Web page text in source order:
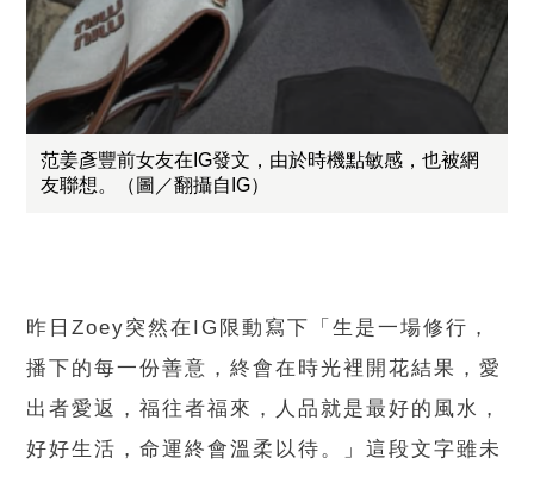
范姜彥豐前女友在IG發文，由於時機點敏感，也被網
友聯想。（圖／翻攝自IG）
昨日Zoey突然在IG限動寫下「生是一場修行，
播下的每一份善意，終會在時光裡開花結果，愛
出者愛返，福往者福來，人品就是最好的風水，
好好生活，命運終會溫柔以待。」這段文字雖未